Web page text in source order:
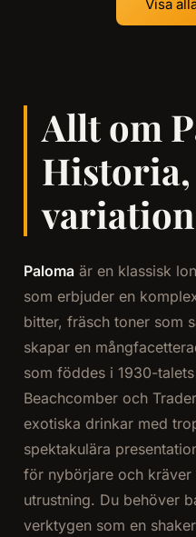
Visa
Allt om
Palomaär en klassisk
som erbjuder en
bitter, fräsch toner som
skapar en
som föddes i 1930-
Beachcomber och
exotiska drinkar med
spektakulära
för nybörjare och kräver
utrustning. Du behöver
verktygen som en